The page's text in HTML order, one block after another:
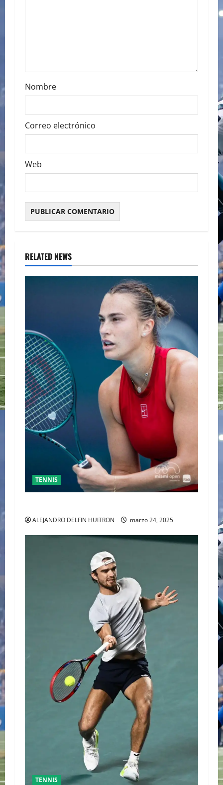
Nombre
Correo electrónico
Web
RELATED NEWS
TENNIS
ALEJANDRO DELFIN HUITRON marzo 24, 2025
TENNIS